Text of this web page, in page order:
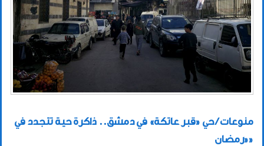
منوعات / حي «قبر عاتكة» في دمشق.. ذاكرة حية تتجدد في
«رمضان»